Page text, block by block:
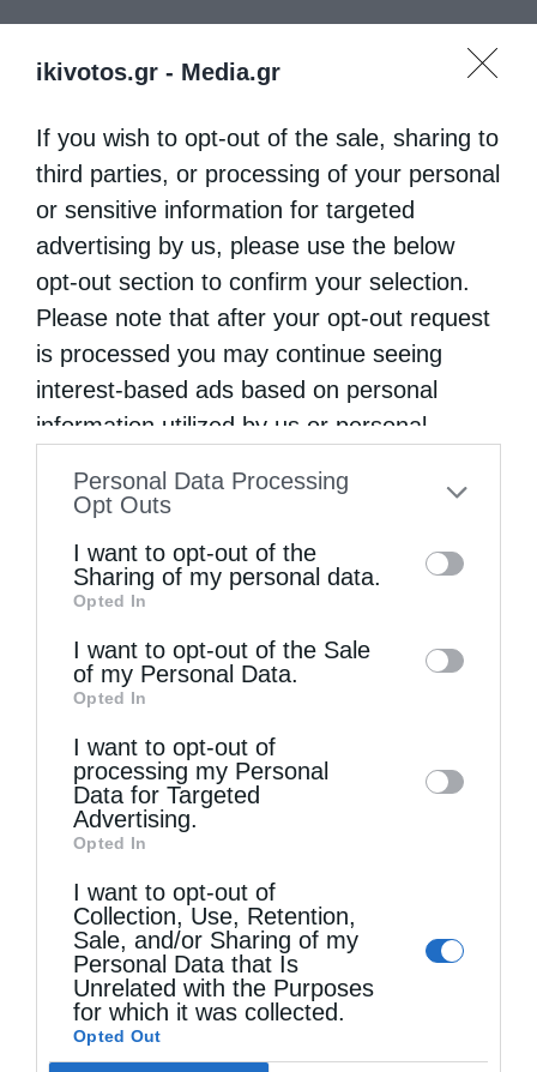
ikivotos.gr - Media.gr
If you wish to opt-out of the sale, sharing to
third parties, or processing of your personal
or sensitive information for targeted
advertising by us, please use the below
opt-out section to confirm your selection.
Please note that after your opt-out request
is processed you may continue seeing
interest-based ads based on personal
information utilized by us or personal
to your opt-out. You may separately opt-out
information by third parties on the IAB’s list
of downstream participants. This
information may also be disclosed by us to
third parties on theIAB’s List of
Downstream Participants
disclose it to other third parties.
Personal Data Processing
Opt Outs
I want to opt-out of the
Sharing of my personal data.
Opted In
I want to opt-out of the Sale
of my Personal Data.
Opted In
I want to opt-out of
processing my Personal
Data for Targeted
Advertising.
Opted In
I want to opt-out of
Collection, Use, Retention,
Sale, and/or Sharing of my
Personal Data that Is
Unrelated with the Purposes
for which it was collected.
Opted Out
Τελευταία άρθρα
Εὐχαριστίες γιά τήν παραχώρηση τμήματος
στρατοπέδου στήν Ἱερά Μητρόπολη Καστορίας
γιά κοινωφελῆ σκοπό
Ο Ελληνικός Ερυθρός Σταυρός προτείνει 8
χρήσιμες οδηγίες για την ασφάλεια στο νερό